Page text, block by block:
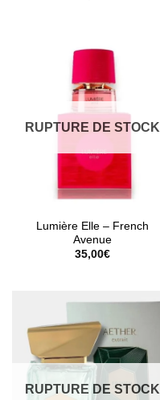
RUPTURE DE STOCK
Lumière Elle – French
Avenue
35,00€
RUPTURE DE STOCK